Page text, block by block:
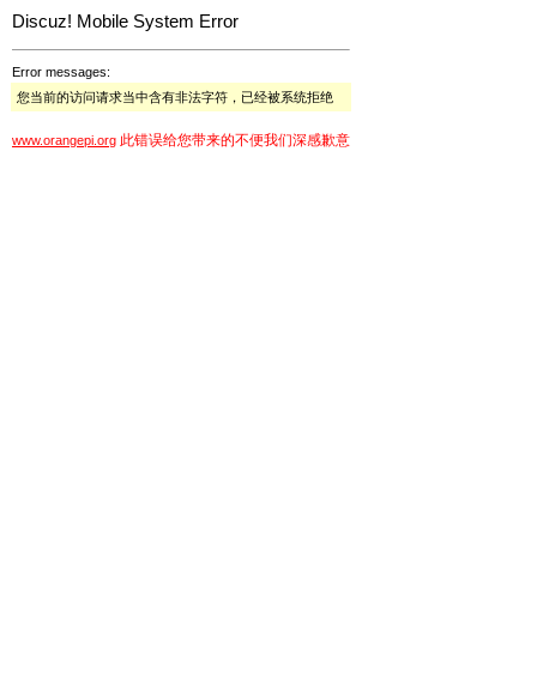
Discuz! Mobile System Error
Error messages:
您当前的访问请求当中含有非法字符，已经被系统拒绝
www.orangepi.org 此错误给您带来的不便我们深感歉意